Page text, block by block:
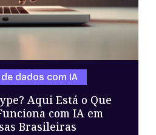
Aqui Está o Que
com IA em
Brasileiras
dados com IA